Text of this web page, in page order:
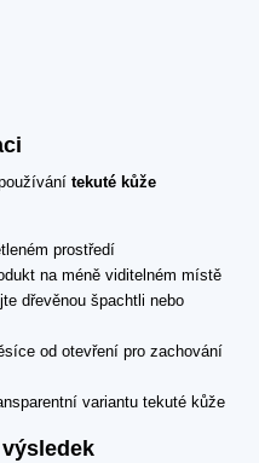
tekuté kůže
prostředí
na méně viditelném místě
dřevěnou špachtli nebo
od otevření pro zachování
variantu tekuté kůže